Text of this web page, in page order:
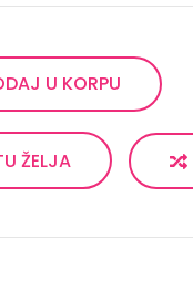
U KORPU
ŽELJA